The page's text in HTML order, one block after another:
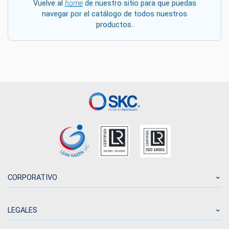
Vuelve al homede nuestro sitio para que puedas
navegar por el catálogo de todos nuestros
productos.
CORPORATIVO
LEGALES